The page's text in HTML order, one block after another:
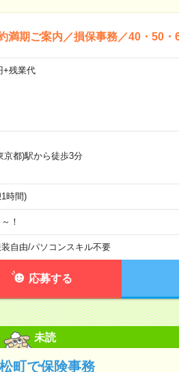
満期ご案内／損保事務／40・50・
+残業代
京都)駅から徒歩3分
時間)
！
自由/パソコンスキル不要
応募する
未読
町で保険事務